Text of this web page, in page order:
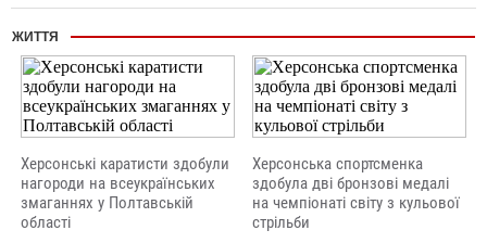
ЖИТТЯ
Херсонські каратисти здобули
нагороди на всеукраїнських
змаганнях у Полтавській
області
Херсонська спортсменка
здобула дві бронзові медалі
на чемпіонаті світу з кульової
стрільби